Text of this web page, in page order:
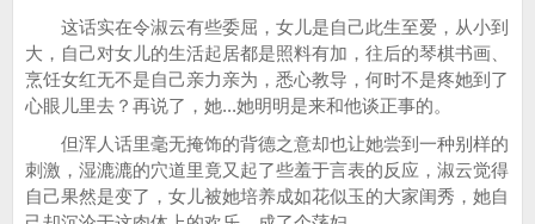
这话实在令淑云有些委屈，女儿是自己此生至爱，从小到
大，自己对女儿的生活起居都是照料有加，往后的琴棋书画、
烹饪女红无不是自己亲力亲为，悉心教导，何时不是疼她到了
心眼儿里去？再说了，她...她明明是来和他谈正事的。
但浑人话里毫无掩饰的背德之意却也让她尝到一种别样的
刺激，湿漉漉的穴道里竟又起了些羞于言表的反应，淑云觉得
自己果然是变了，女儿被她培养成如花似玉的大家闺秀，她自